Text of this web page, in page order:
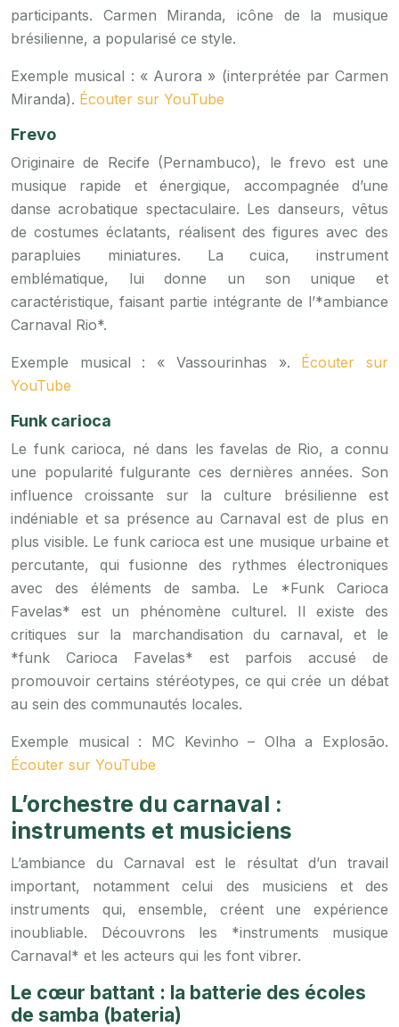
participants. Carmen Miranda, icône de la musique
brésilienne, a popularisé ce style.
Exemple musical : « Aurora » (interprétée par Carmen
Miranda). Écouter sur YouTube
Frevo
Originaire de Recife (Pernambuco), le frevo est une
musique rapide et énergique, accompagnée d’une
danse acrobatique spectaculaire. Les danseurs, vêtus
de costumes éclatants, réalisent des figures avec des
parapluies miniatures. La cuica, instrument
emblématique, lui donne un son unique et
caractéristique, faisant partie intégrante de l’*ambiance
Carnaval Rio*.
Exemple musical : « Vassourinhas ». Écouter sur
YouTube
Funk carioca
Le funk carioca, né dans les favelas de Rio, a connu
une popularité fulgurante ces dernières années. Son
influence croissante sur la culture brésilienne est
indéniable et sa présence au Carnaval est de plus en
plus visible. Le funk carioca est une musique urbaine et
percutante, qui fusionne des rythmes électroniques
avec des éléments de samba. Le *Funk Carioca
Favelas* est un phénomène culturel. Il existe des
critiques sur la marchandisation du carnaval, et le
*funk Carioca Favelas* est parfois accusé de
promouvoir certains stéréotypes, ce qui crée un débat
au sein des communautés locales.
Exemple musical : MC Kevinho – Olha a Explosão.
Écouter sur YouTube
L’orchestre du carnaval :
instruments et musiciens
L’ambiance du Carnaval est le résultat d’un travail
important, notamment celui des musiciens et des
instruments qui, ensemble, créent une expérience
inoubliable. Découvrons les *instruments musique
Carnaval* et les acteurs qui les font vibrer.
Le cœur battant : la batterie des écoles
de samba (bateria)